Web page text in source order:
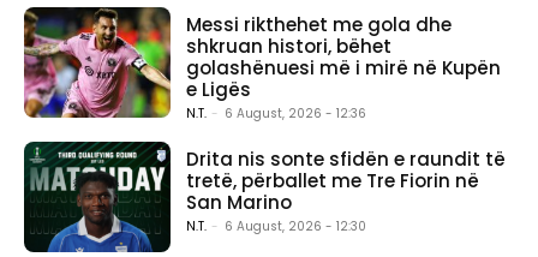
Messi rikthehet me gola dhe
shkruan histori, bëhet
golashënuesi më i mirë në Kupën
e Ligës
N.T. - 6 August, 2026 - 12:36
Drita nis sonte sfidën e raundit të
tretë, përballet me Tre Fiorin në
San Marino
N.T. - 6 August, 2026 - 12:30